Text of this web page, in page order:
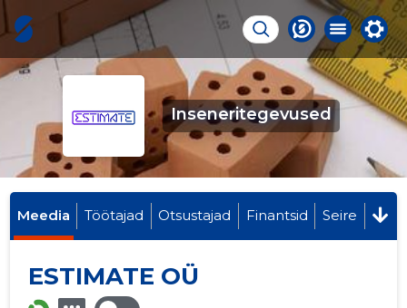
Inseneritegevused
Meedia Töötajad Otsustajad Finantsid Seire
ESTIMATE OÜ